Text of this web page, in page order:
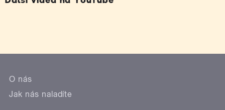
O nás
Jak nás naladíte